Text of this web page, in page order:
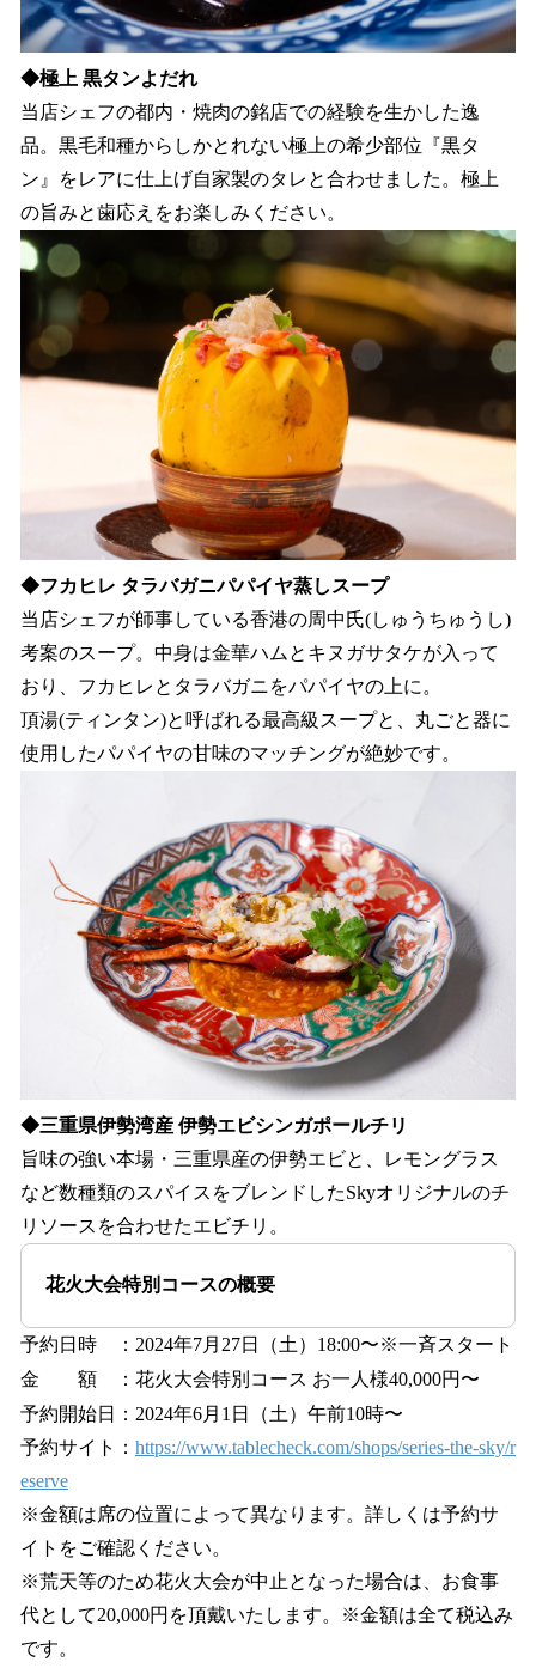
◆極上 黒タンよだれ
当店シェフの都内・焼肉の銘店での経験を生かした逸
品。黒毛和種からしかとれない極上の希少部位『黒タ
ン』をレアに仕上げ自家製のタレと合わせました。極上
の旨みと歯応えをお楽しみください。
◆フカヒレ タラバガニパパイヤ蒸しスープ
当店シェフが師事している香港の周中氏(しゅうちゅうし)
考案のスープ。中身は金華ハムとキヌガサタケが入って
おり、フカヒレとタラバガニをパパイヤの上に。
頂湯(ティンタン)と呼ばれる最高級スープと、丸ごと器に
使用したパパイヤの甘味のマッチングが絶妙です。
◆三重県伊勢湾産 伊勢エビシンガポールチリ
旨味の強い本場・三重県産の伊勢エビと、レモングラス
など数種類のスパイスをブレンドしたSkyオリジナルのチ
リソースを合わせたエビチリ。
花⽕⼤会特別コースの概要
予約⽇時 ：2024年7⽉27⽇（⼟）18:00〜※一斉スタート
⾦ 額 ：花⽕⼤会特別コース お⼀⼈様40,000円〜
予約開始⽇：2024年6⽉1⽇（土）午前10時〜
予約サイト： https://www.tablecheck.com/shops/series-the-sky/r
eserve
※⾦額は席の位置によって異なります。詳しくは予約サ
イトをご確認ください。
※荒天等のため花⽕⼤会が中⽌となった場合は、お⾷事
代として20,000円を頂戴いたします。※⾦額は全て税込み
です。